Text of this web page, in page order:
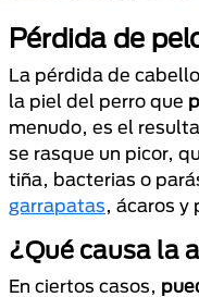
Pérdida de
La pérdida de
la piel del perro que
menudo, es el
se rasque un picor,
tiña, bacterias o
garrapatas , ácaros y
¿Qué causa la
En ciertos casos,